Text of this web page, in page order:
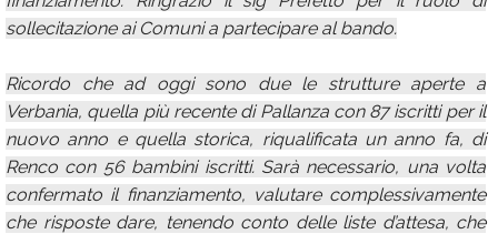
sollecitazione ai Comuni a partecipare al bando.
Ricordo che ad oggi sono due le strutture aperte a
Verbania, quella più recente di Pallanza con 87 iscritti per il
nuovo anno e quella storica, riqualificata un anno fa, di
Renco con 56 bambini iscritti. Sarà necessario, una volta
confermato il finanziamento, valutare complessivamente
che risposte dare, tenendo conto delle liste d’attesa, che